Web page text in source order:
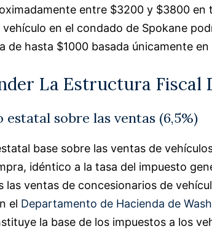
entre $3200 y $3800 en
vehículo en el condado de Spokane
de hasta $1000 basada únicamente
La Estructura Fiscal
estatal sobre las ventas (6,5%)
base sobre las ventas de
idéntico a la tasa del impuesto
las ventas de concesionarios de
el Departamento de Hacienda de
la base de los impuestos a los